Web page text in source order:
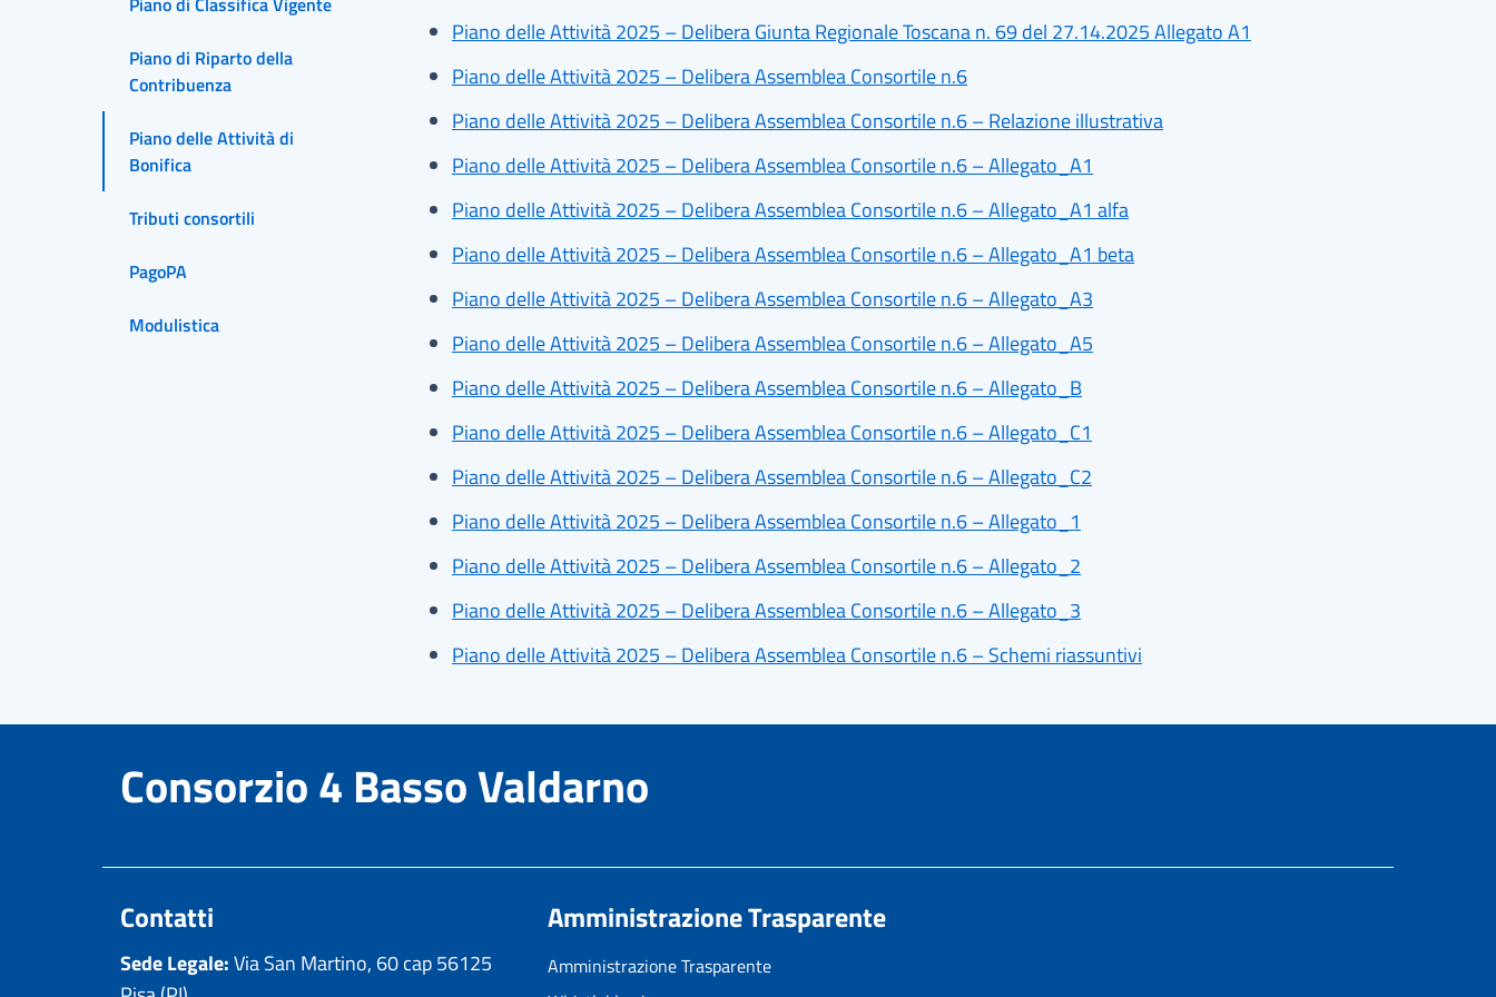
Piano di Riparto della
Contribuenza
Piano delle Attività di
Bonifica
Tributi consortili
PagoPA
Modulistica
Piano delle Attività 2025 – Delibera Giunta Regionale Toscana n. 69 del 27.14.2025 Allegato A1
Piano delle Attività 2025 – Delibera Assemblea Consortile n.6
Piano delle Attività 2025 – Delibera Assemblea Consortile n.6 – Relazione illustrativa
Piano delle Attività 2025 – Delibera Assemblea Consortile n.6 – Allegato_A1
Piano delle Attività 2025 – Delibera Assemblea Consortile n.6 – Allegato_A1 alfa
Piano delle Attività 2025 – Delibera Assemblea Consortile n.6 – Allegato_A1 beta
Piano delle Attività 2025 – Delibera Assemblea Consortile n.6 – Allegato_A3
Piano delle Attività 2025 – Delibera Assemblea Consortile n.6 – Allegato_A5
Piano delle Attività 2025 – Delibera Assemblea Consortile n.6 – Allegato_B
Piano delle Attività 2025 – Delibera Assemblea Consortile n.6 – Allegato_C1
Piano delle Attività 2025 – Delibera Assemblea Consortile n.6 – Allegato_C2
Piano delle Attività 2025 – Delibera Assemblea Consortile n.6 – Allegato_1
Piano delle Attività 2025 – Delibera Assemblea Consortile n.6 – Allegato_2
Piano delle Attività 2025 – Delibera Assemblea Consortile n.6 – Allegato_3
Piano delle Attività 2025 – Delibera Assemblea Consortile n.6 – Schemi riassuntivi
Consorzio 4 Basso Valdarno
Contatti
Sede Legale:Via San Martino, 60 cap 56125
Amministrazione Trasparente
Amministrazione Trasparente